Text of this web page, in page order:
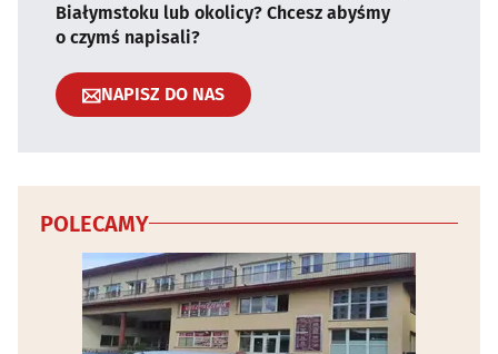
Białymstoku lub okolicy? Chcesz abyśmy
o czymś napisali?
NAPISZ DO NAS
POLECAMY